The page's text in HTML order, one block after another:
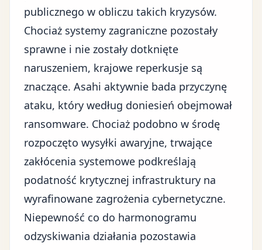
publicznego w obliczu takich kryzysów.
Chociaż systemy zagraniczne pozostały
sprawne i nie zostały dotknięte
naruszeniem, krajowe reperkusje są
znaczące. Asahi aktywnie bada przyczynę
ataku, który według doniesień obejmował
ransomware. Chociaż podobno w środę
rozpoczęto wysyłki awaryjne, trwające
zakłócenia systemowe podkreślają
podatność krytycznej infrastruktury na
wyrafinowane zagrożenia cybernetyczne.
Niepewność co do harmonogramu
odzyskiwania działania pozostawia